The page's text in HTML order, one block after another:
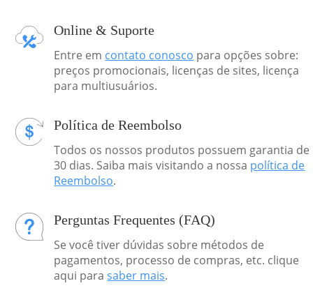
Online & Suporte
Entre em contato conosco para opções sobre:
preços promocionais, licenças de sites, licença
para multiusuários.
Política de Reembolso
Todos os nossos produtos possuem garantia de
30 dias. Saiba mais visitando a nossa política de
Reembolso.
Perguntas Frequentes (FAQ)
Se você tiver dúvidas sobre métodos de
pagamentos, processo de compras, etc. clique
aqui parasaber mais.